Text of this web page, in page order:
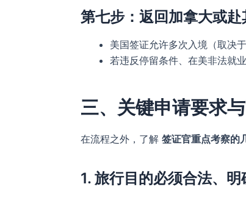
第七步：返回加拿大或
美国签证允许多次入境（取决
若违反停留条件、在美非法就
三、关键申请要求
在流程之外，了解 签证官重点考察的
1. 旅行目的必须合法、明